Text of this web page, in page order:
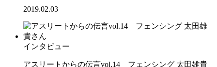
2019.02.03
インタビュー
アスリートからの伝言vol.14 フェンシング 太田雄貴